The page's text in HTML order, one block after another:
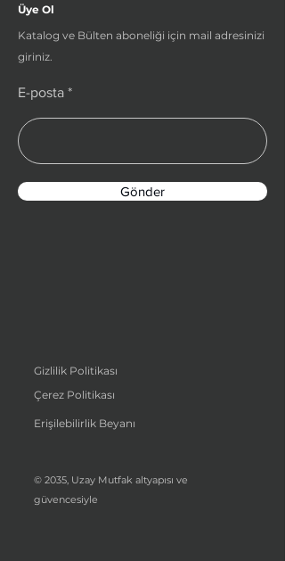
Üye Ol
Katalog ve Bülten aboneliği için mail adresinizi
giriniz.
E-posta
Gönder
Gizlilik Politikası
Çerez Politikası
Erişilebilirlik Beyanı
© 2035, Uzay Mutfak altyapısı ve
güvencesiyle